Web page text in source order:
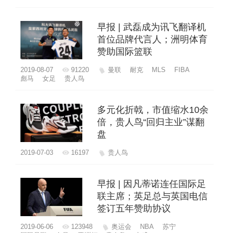
早报 | 武磊成为讯飞翻译机
首位品牌代言人；洲明体育
赞助国际篮联
2019-08-07 91220 曼联 耐克 MLS
FIBA
彪马
女足 贵人鸟
多元化折戟，市值缩水10余
倍，贵人鸟“回归主业”谋翻
盘
2019-07-03 16197 贵人鸟
早报 | 因凡蒂诺连任国际足
联主席；英足总与英国电信
签订五年赞助协议
2019-06-06 123948 奥运会 NBA
苏宁